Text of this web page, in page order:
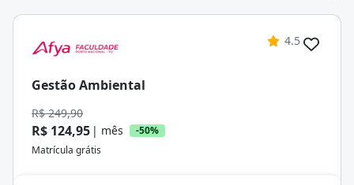
4.5
Gestão Ambiental
R$ 249,90
R$ 124,95 | mês
-50%
Matrícula grátis